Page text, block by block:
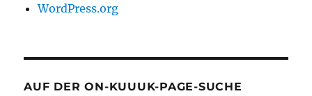
WordPress.org
AUF DER ON-KUUUK-PAGE-SUCHE